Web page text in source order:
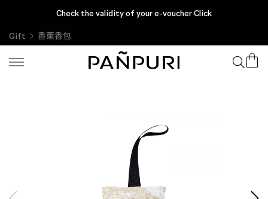
Check the validity of your e-voucher Click
Gift
香薰香包